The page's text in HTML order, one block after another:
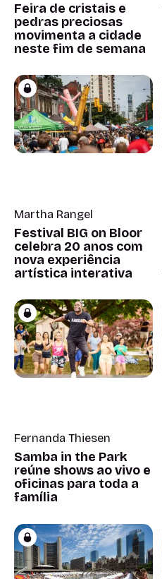
Feira de cristais e
pedras preciosas
movimenta a cidade
neste fim de semana
Martha Rangel
Festival BIG on Bloor
celebra 20 anos com
nova experiência
artística interativa
Fernanda Thiesen
Samba in the Park
reúne shows ao vivo e
oficinas para toda a
família